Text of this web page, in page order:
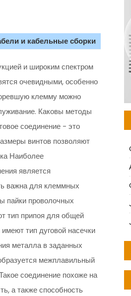
и кабельные сборки
и широким спектром
очевидными, особенно
клемму можно
Каковы методы
соединение - это
винтов позволяют
Наиболее
является
важна для клеммных
пайки проволочных
тип припоя для общей
тип дуговой насечки
металла в заданных
межплавильный
соединение похоже на
а также способность